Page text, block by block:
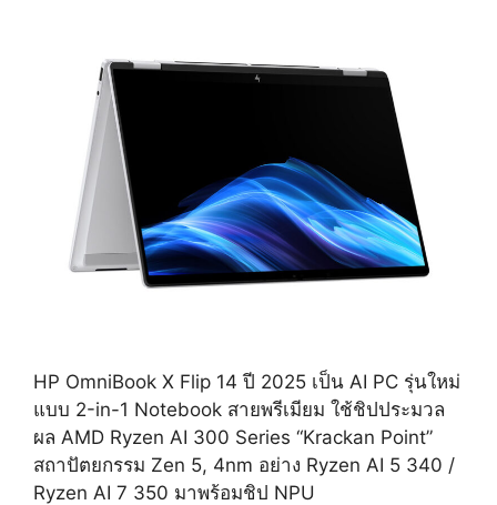
HP OmniBook X Flip 14 ปี 2025 เป็น AI PC รุ่นใหม่
แบบ 2-in-1 Notebook สายพรีเมียม ใช้ชิปประมวล
ผล AMD Ryzen AI 300 Series “Krackan Point”
สถาปัตยกรรม Zen 5, 4nm อย่าง Ryzen AI 5 340 /
Ryzen AI 7 350 มาพร้อมชิป NPU